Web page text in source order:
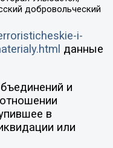
добровольческий
i-
данные
и
в
или